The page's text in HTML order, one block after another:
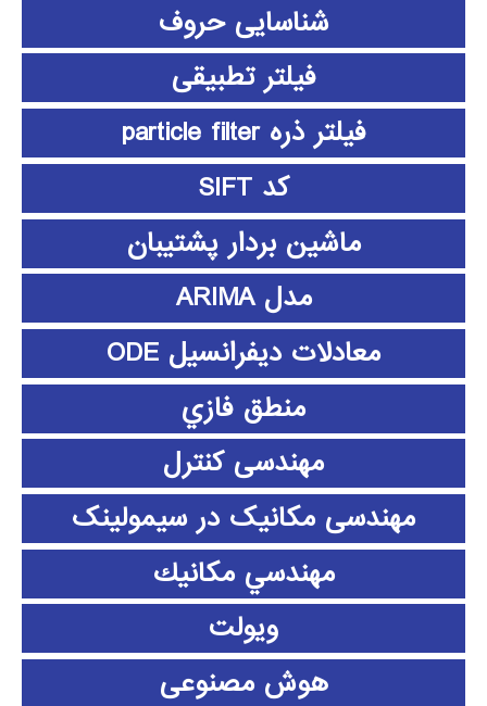
شناسایی حروف
فیلتر تطبیقی
فیلتر ذره particle filter
کد SIFT
ماشین بردار پشتیبان
مدل ARIMA
معادلات دیفرانسیل ODE
منطق فازي
مهندسی کنترل
مهندسی مکانیک در سیمولینک
مهندسي مكانيك
ویولت
هوش مصنوعی